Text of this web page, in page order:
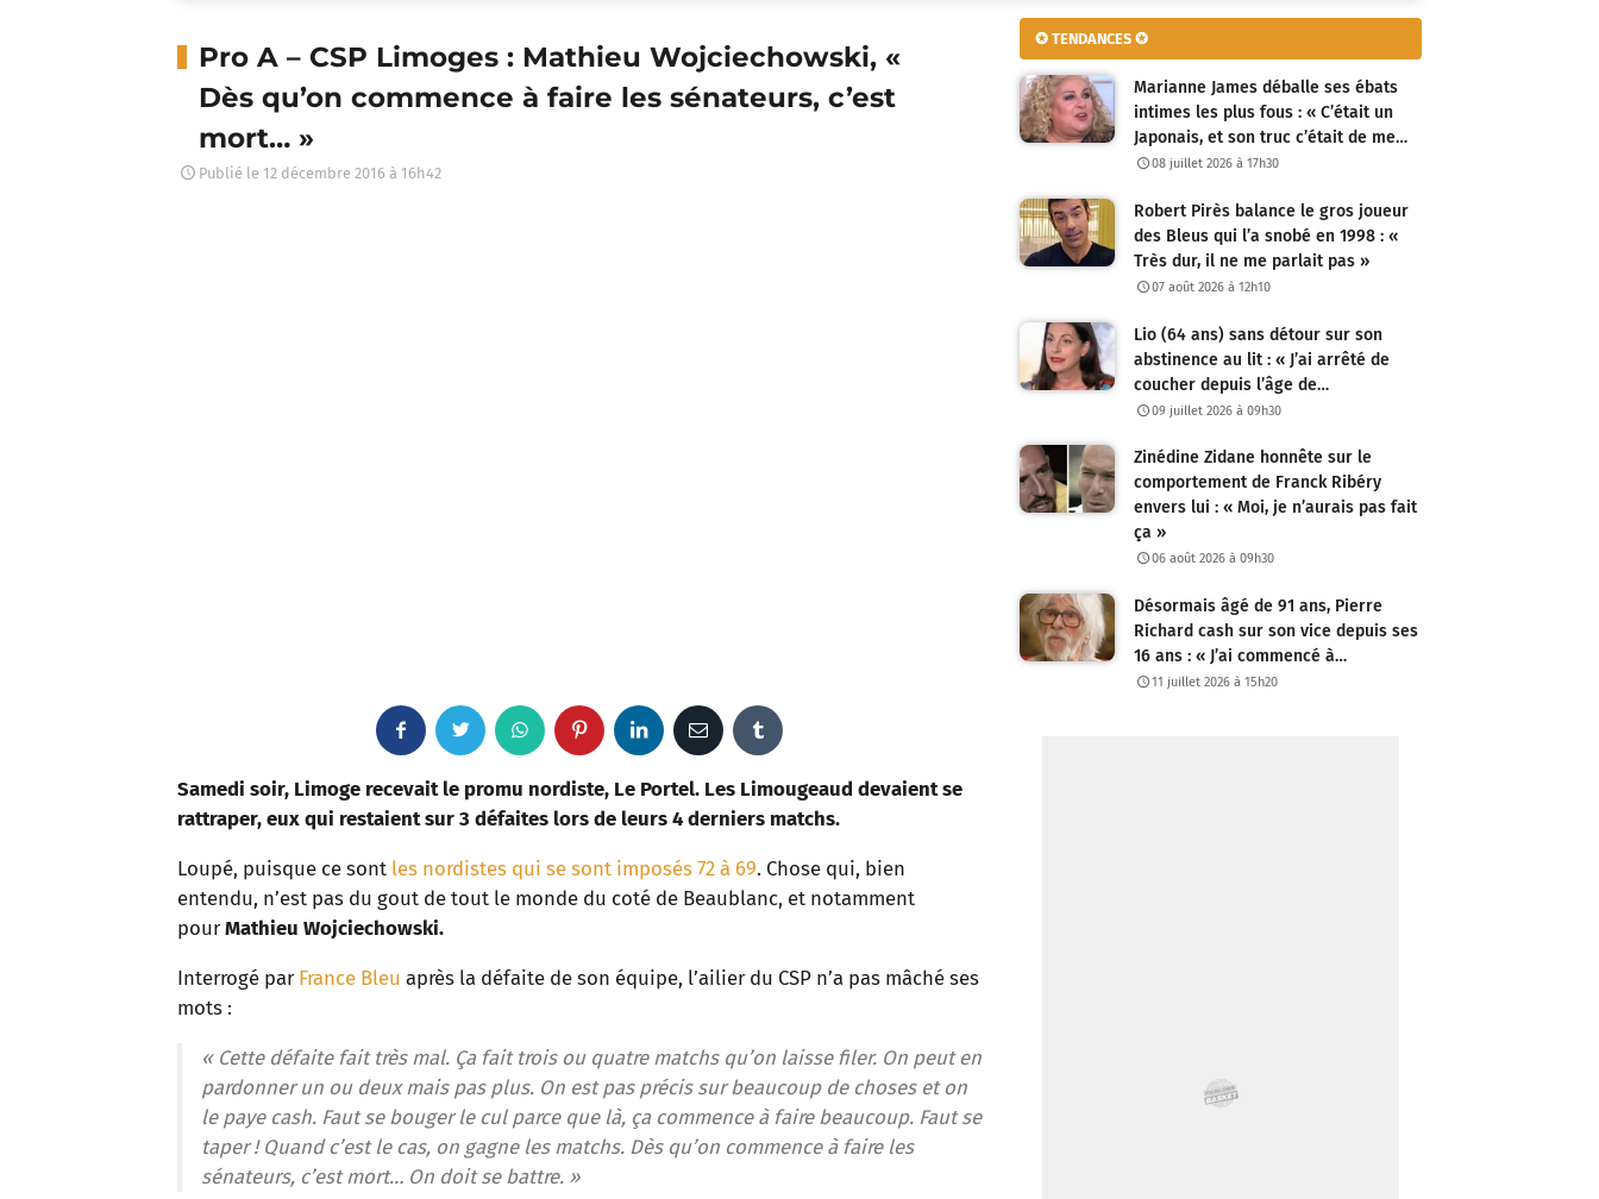
Pro A – CSP Limoges : Mathieu Wojciechowski, «
Dès qu’on commence à faire les sénateurs, c’est
mort… »
Publié le 12 décembre 2016 à 16h42
c
e
b
o
i
t
e
W
a
t
a
p
P
n
t
r
s
t
n
k
d
E
a
i
m
b
r
Samedi soir, Limoge recevait le promu nordiste, Le Portel. Les Limougeaud devaient se
rattraper, eux qui restaient sur 3 défaites lors de leurs 4 derniers matchs.
Loupé, puisque ce sont les nordistes qui se sont imposés 72 à 69. Chose qui, bien
entendu, n’est pas du gout de tout le monde du coté de Beaublanc, et notamment
pourMathieu Wojciechowski.
Interrogé par France Bleu après la défaite de son équipe, l’ailier du CSP n’a pas mâché ses
mots :
« Cette défaite fait très mal. Ça fait trois ou quatre matchs qu’on laisse filer. On peut en
pardonner un ou deux mais pas plus. On est pas précis sur beaucoup de choses et on
le paye cash. Faut se bouger le cul parce que là, ça commence à faire beaucoup. Faut se
taper ! Quand c’est le cas, on gagne les matchs. Dès qu’on commence à faire les
sénateurs, c’est mort… On doit se battre. »
✪ TENDANCES ✪
Marianne James déballe ses ébats
intimes les plus fous : « C’était un
Japonais, et son truc c’était de me…
08 juillet 2026 à 17h30
Robert Pirès balance le gros joueur
des Bleus qui l’a snobé en 1998 : «
Très dur, il ne me parlait pas »
07 août 2026 à 12h10
Lio (64 ans) sans détour sur son
abstinence au lit : « J’ai arrêté de
coucher depuis l’âge de…
09 juillet 2026 à 09h30
Zinédine Zidane honnête sur le
comportement de Franck Ribéry
envers lui : « Moi, je n’aurais pas fait
ça »
06 août 2026 à 09h30
Désormais âgé de 91 ans, Pierre
Richard cash sur son vice depuis ses
16 ans : « J’ai commencé à…
11 juillet 2026 à 15h20